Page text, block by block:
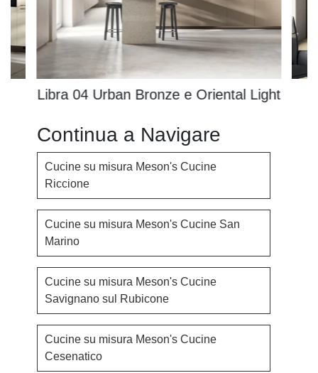
Libra 04 Urban Bronze e Oriental Light
Continua a Navigare
Cucine su misura Meson's Cucine
Riccione
Cucine su misura Meson's Cucine San
Marino
Cucine su misura Meson's Cucine
Savignano sul Rubicone
Cucine su misura Meson's Cucine
Cesenatico